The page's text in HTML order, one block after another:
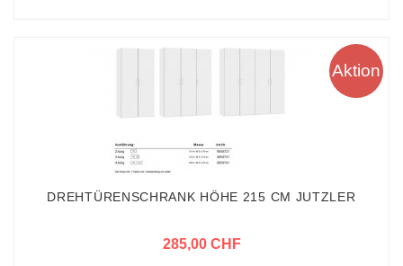
Aktion
DREHTÜRENSCHRANK HÖHE 215 CM JUTZLER
285,00 CHF